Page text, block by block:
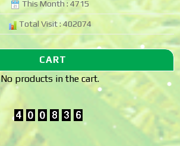
This Month : 4715
Total Visit : 402074
CART
No products in the cart.